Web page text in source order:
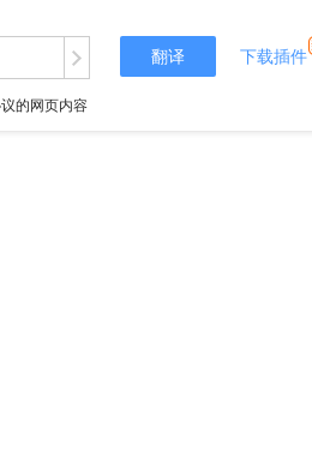
翻译 下载插件
的网页内容